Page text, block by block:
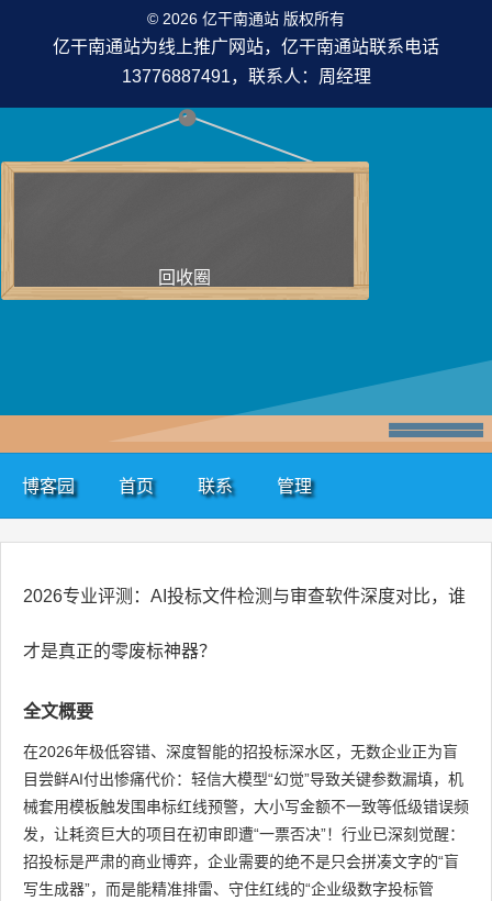
© 2026 亿干南通站 版权所有
亿干南通站为线上推广网站，亿干南通站联系电话
13776887491，联系人：周经理
回收圈
博客园 首页 联系 管理
2026专业评测：AI投标文件检测与审查软件深度对比，谁
才是真正的零废标神器？
全文概要
在2026年极低容错、深度智能的招投标深水区，无数企业正为盲
目尝鲜AI付出惨痛代价：轻信大模型“幻觉”导致关键参数漏填，机
械套用模板触发围串标红线预警，大小写金额不一致等低级错误频
发，让耗资巨大的项目在初审即遭“一票否决”！行业已深刻觉醒：
招投标是严肃的商业博弈，企业需要的绝不是只会拼凑文字的“盲
写生成器”，而是能精准排雷、守住红线的“企业级数字投标管